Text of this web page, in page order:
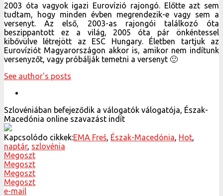
2003 óta vagyok igazi Eurovízió rajongó. Előtte azt sem
tudtam, hogy minden évben megrendezik-e vagy sem a
versenyt. Az első, 2003-as rajongói találkozó óta
beszippantott ez a világ, 2005 óta pár önkéntessel
kibővülve létrejött az ESC Hungary. Életben tartjuk az
Eurovíziót Magyarországon akkor is, amikor nem indítunk
versenyzőt, vagy próbálják temetni a versenyt 🙂
See author's posts
Szlovéniában befejeződik a válogatók válogatója, Észak-
Macedónia online szavazást indít
Kapcsolódo cikkek:EMA Freš, Észak-Macedónia, Hot,
naptár, szlovénia
Megoszt
Megoszt
Megoszt
Megoszt
e-mail